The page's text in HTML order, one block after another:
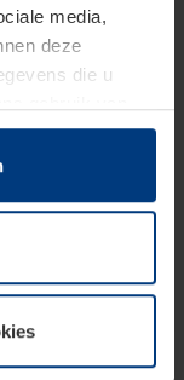
media,
deze
die u
op uw
alle andere
Uw
uitleg van de